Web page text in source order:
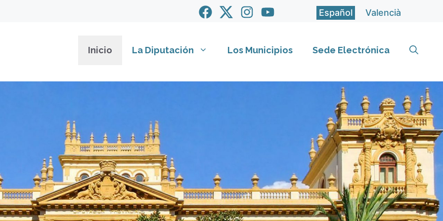
Español Valencià
Inicio La Diputación Los Municipios Sede Electrónica